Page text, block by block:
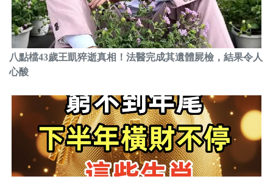
八點檔43歲王凱猝逝真相！法醫完成其遺體屍檢，結果令人
心酸